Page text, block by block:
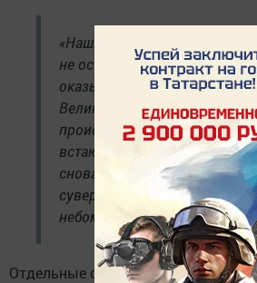
«Наши деды и прадеды
не оставались в стороне,
оказывалась в опасности.
Великой Отечественной
происходит и сегодня. Когда
встают серьёзные вызовы,
снова на передовой. Они
суверенитет, наше право
небом», — подчеркнул
Отдельные слова благодарности